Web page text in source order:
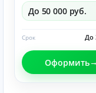
До 50 000 руб.
До
Срок
Оформить